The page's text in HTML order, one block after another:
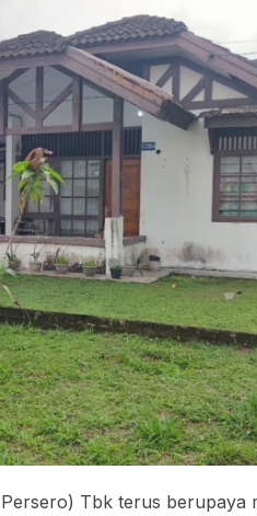
Tbk terus berupaya